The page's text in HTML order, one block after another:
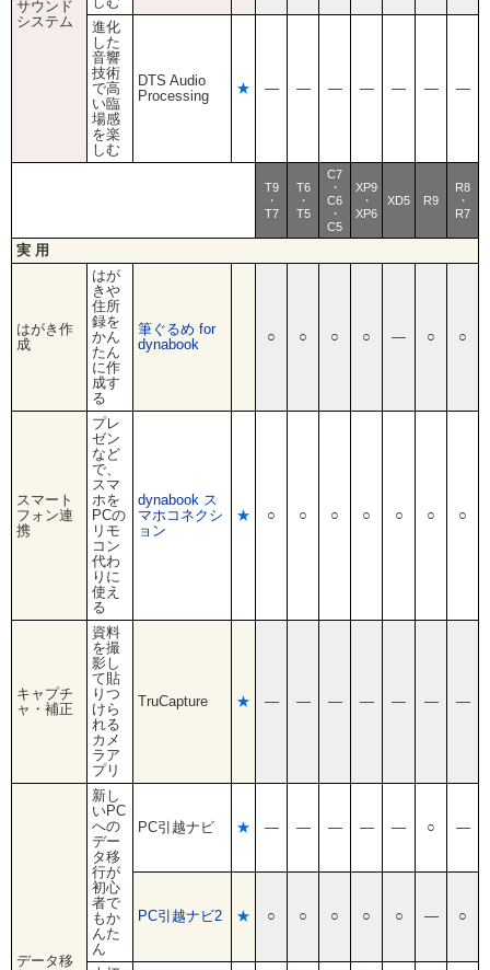
サウンド
システム
進化
した
音響
技術
で高
い臨
場感
を楽
しむ
DTS Audio
Processing
★ ― ― ― ― ― ― ―
T9
・
T7
T6
・
T5
C7
・
C6
・
C5
XP9
・
XP6
XD5 R9
R8
・
R7
実 用
はがき作
成
はが
きや
住所
録を
かん
たん
に作
成す
る
筆ぐるめ for
dynabook
○ ○ ○ ○ ― ○ ○
スマート
フォン連
携
プレ
ゼン
など
で、
スマ
ホを
PCの
リモ
コン
代わ
りに
使え
る
dynabook ス
マホコネクシ
ョン
★ ○ ○ ○ ○ ○ ○ ○
キャプチ
ャ・補正
資料
を撮
影し
て貼
りつ
けら
れる
カメ
ラア
プリ
TruCapture ★ ― ― ― ― ― ― ―
データ移
新し
いPC
への
デー
タ移
行が
初心
者で
もか
んた
ん
PC引越ナビ ★ ― ― ― ― ― ○ ―
PC引越ナビ2 ★ ○ ○ ○ ○ ○ ― ○